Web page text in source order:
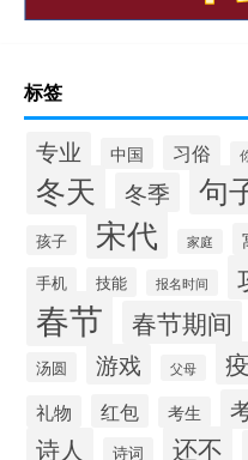
标签
专业 中国 习俗
冬天 冬季 句
孩子 宋代 家庭
手机 技能 报名时间
春节 春节期间
汤圆 游戏 父母
礼物 红包 考生
诗人 诗词 还不